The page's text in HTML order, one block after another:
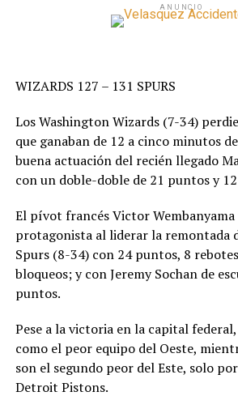
ANUNCIO
WIZARDS 127 – 131 SPURS
Los Washington Wizards (7-34)
que ganaban de 12 a cinco minutos
buena actuación del recién llegado
con un doble-doble de 21 puntos y
El pívot francés Victor
protagonista al liderar la remontada
Spurs (8-34) con 24 puntos, 8
bloqueos; y con Jeremy Sochan de
puntos.
Pese a la victoria en la capital
como el peor equipo del Oeste,
son el segundo peor del Este, solo
Detroit Pistons.